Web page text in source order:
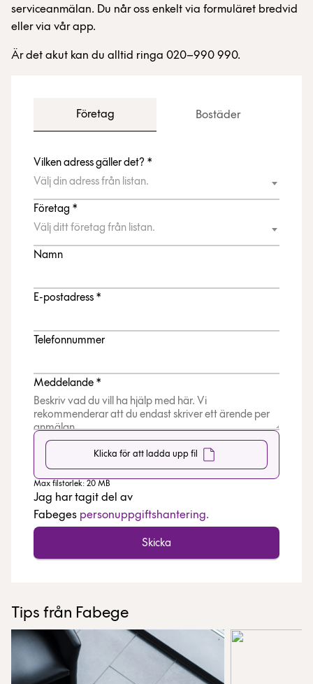
serviceanmälan. Du når oss enkelt via formuläret bredvid
eller via vår app.
Är det akut kan du alltid ringa 020–990 990.
Företag Bostäder
Vilken adress gäller det? *
Välj din adress från listan.
Företag *
Välj ditt företag från listan.
Namn
E-postadress *
Telefonnummer
Meddelande *
Klicka för att ladda upp fil
Max filstorlek: 20 MB
Jag har tagit del av
Fabeges personuppgiftshantering.
Tips från Fabege